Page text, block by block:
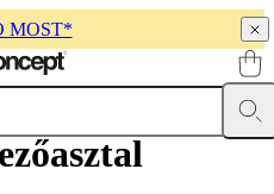
MOST*
Tárolás ÁgyakKültér Lámpák
SzékkollekciókSzékek